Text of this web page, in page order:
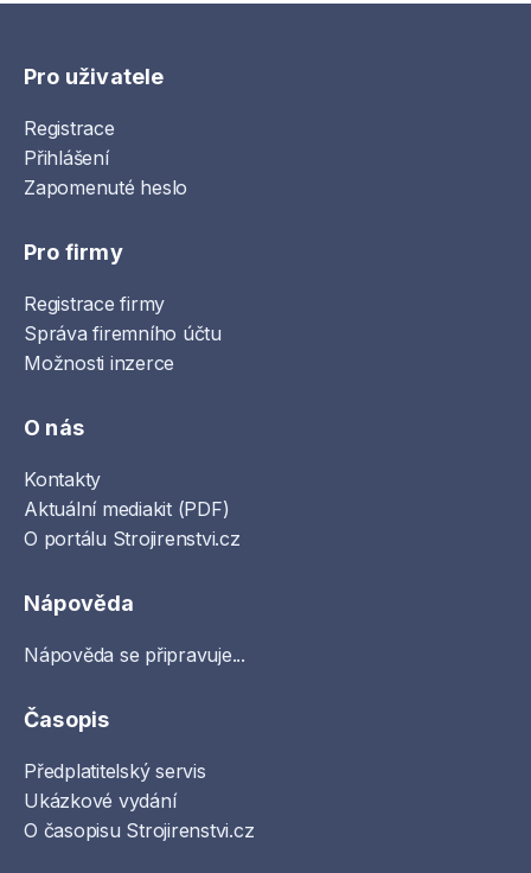
Pro uživatele
Registrace
Přihlášení
Zapomenuté heslo
Pro firmy
Registrace firmy
Správa firemního účtu
Možnosti inzerce
O nás
Kontakty
Aktuální mediakit (PDF)
O portálu Strojirenstvi.cz
Nápověda
Nápověda se připravuje...
Časopis
Předplatitelský servis
Ukázkové vydání
O časopisu Strojirenstvi.cz